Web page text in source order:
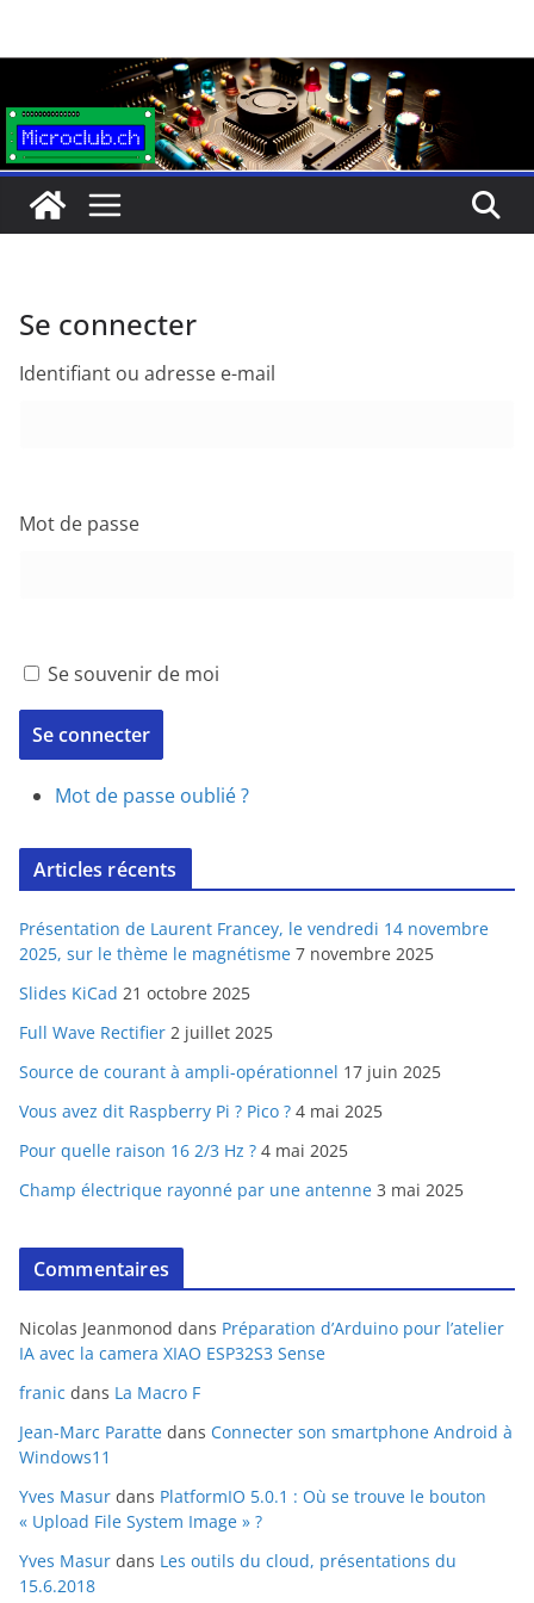
Se connecter
Identifiant ou adresse e-mail
Mot de passe
Se souvenir de moi
Se connecter
Mot de passe oublié ?
Articles récents
Présentation de Laurent Francey, le vendredi 14 novembre
2025, sur le thème le magnétisme 7 novembre 2025
Slides KiCad 21 octobre 2025
Full Wave Rectifier 2 juillet 2025
Source de courant à ampli-opérationnel 17 juin 2025
Vous avez dit Raspberry Pi ? Pico ? 4 mai 2025
Pour quelle raison 16 2/3 Hz ? 4 mai 2025
Champ électrique rayonné par une antenne 3 mai 2025
Commentaires
Nicolas Jeanmonod dans Préparation d’Arduino pour l’atelier
IA avec la camera XIAO ESP32S3 Sense
franic dans La Macro F
Jean-Marc Paratte dans Connecter son smartphone Android à
Windows11
Yves Masur dans PlatformIO 5.0.1 : Où se trouve le bouton
« Upload File System Image » ?
Yves Masur dans Les outils du cloud, présentations du
15.6.2018